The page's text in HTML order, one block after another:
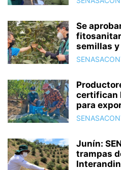
Se
semillas y
certifican
para
Junín:
trampas